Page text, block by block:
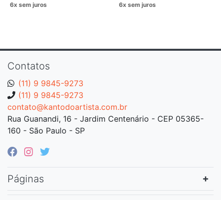
Contatos
(11) 9 9845-9273
(11) 9 9845-9273
contato@kantodoartista.com.br
Rua Guanandi, 16 - Jardim Centenário - CEP 05365-
160 - São Paulo - SP
Páginas